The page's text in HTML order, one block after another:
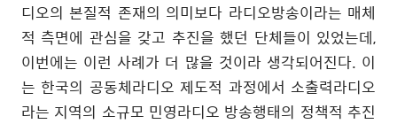
디오의 본질적 존재의 의미보다 라디오방송이라는 매체
적 측면에 관심을 갖고 추진을 했던 단체들이 있었는데,
이번에는 이런 사례가 더 많을 것이라 생각되어진다. 이
는 한국의 공동체라디오 제도적 과정에서 소출력라디오
라는 지역의 소규모 민영라디오 방송행태의 정책적 추진